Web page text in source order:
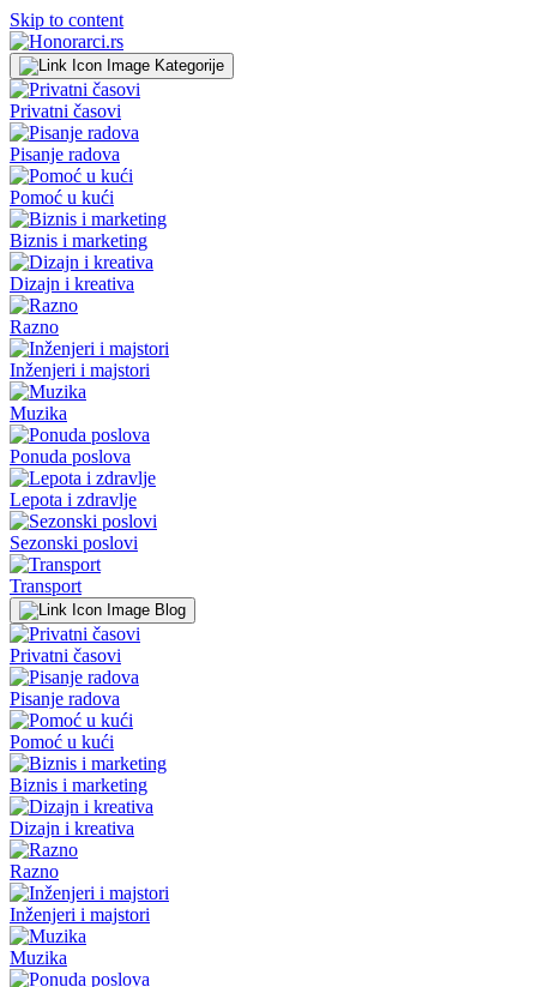
Skip to content
Kategorije
Privatni časovi
Pisanje radova
Pomoć u kući
Biznis i marketing
Dizajn i kreativa
Razno
Inženjeri i majstori
Muzika
Ponuda poslova
Lepota i zdravlje
Sezonski poslovi
Transport
Blog
Privatni časovi
Pisanje radova
Pomoć u kući
Biznis i marketing
Dizajn i kreativa
Razno
Inženjeri i majstori
Muzika